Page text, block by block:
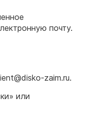
почту.
zaim.ru.
или